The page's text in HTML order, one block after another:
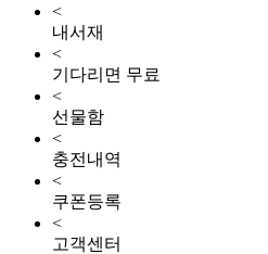
<
내서재
<
기다리면 무료
<
선물함
<
충전내역
<
쿠폰등록
<
고객센터